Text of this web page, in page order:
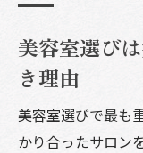
美容室選び
き理由
美容室選びで最も
かり合ったサロン